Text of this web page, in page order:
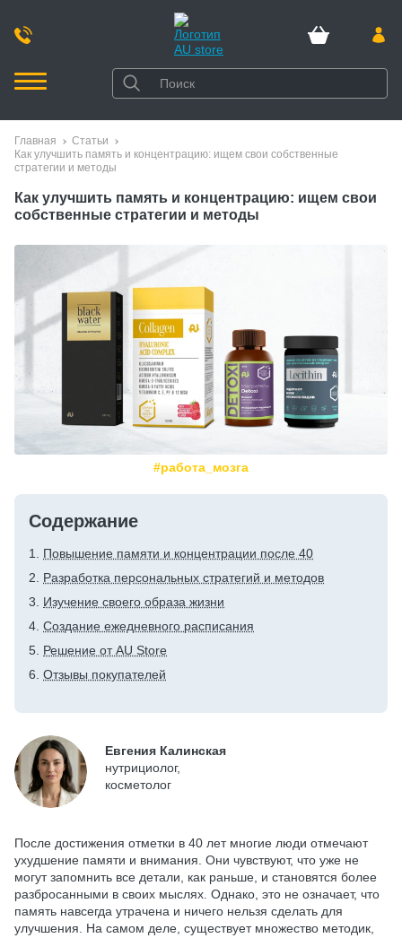
Главная
Статьи
Как улучшить память и концентрацию: ищем свои собственные
стратегии и методы
Как улучшить память и концентрацию: ищем свои
собственные стратегии и методы
#работа_мозга
Содержание
Повышение памяти и концентрации после 40
Разработка персональных стратегий и методов
Изучение своего образа жизни
Создание ежедневного расписания
Решение от AU Store
Отзывы покупателей
Евгения Калинская
нутрициолог,
косметолог
После достижения отметки в 40 лет многие люди отмечают
ухудшение памяти и внимания. Они чувствуют, что уже не
могут запомнить все детали, как раньше, и становятся более
разбросанными в своих мыслях. Однако, это не означает, что
память навсегда утрачена и ничего нельзя сделать для
улучшения. На самом деле, существует множество методик,